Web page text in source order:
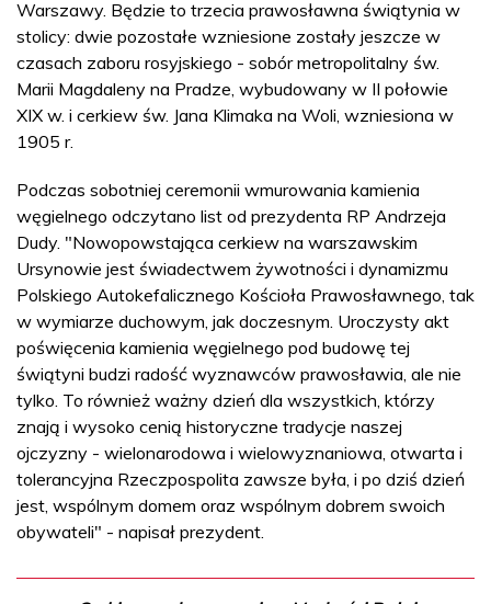
Warszawy. Będzie to trzecia prawosławna świątynia w
stolicy: dwie pozostałe wzniesione zostały jeszcze w
czasach zaboru rosyjskiego - sobór metropolitalny św.
Marii Magdaleny na Pradze, wybudowany w II połowie
XIX w. i cerkiew św. Jana Klimaka na Woli, wzniesiona w
1905 r.
Podczas sobotniej ceremonii wmurowania kamienia
węgielnego odczytano list od prezydenta RP Andrzeja
Dudy. "Nowopowstająca cerkiew na warszawskim
Ursynowie jest świadectwem żywotności i dynamizmu
Polskiego Autokefalicznego Kościoła Prawosławnego, tak
w wymiarze duchowym, jak doczesnym. Uroczysty akt
poświęcenia kamienia węgielnego pod budowę tej
świątyni budzi radość wyznawców prawosławia, ale nie
tylko. To również ważny dzień dla wszystkich, którzy
znają i wysoko cenią historyczne tradycje naszej
ojczyzny - wielonarodowa i wielowyznaniowa, otwarta i
tolerancyjna Rzeczpospolita zawsze była, i po dziś dzień
jest, wspólnym domem oraz wspólnym dobrem swoich
obywateli" - napisał prezydent.